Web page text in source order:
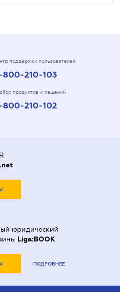
поддержки пользователей
800-210-103
продуктов и решений
800-210-102
юридический
Liga:BOOK
ПОДРОБНЕЕ